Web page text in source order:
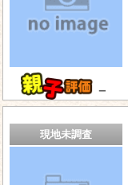
－
現地未調査